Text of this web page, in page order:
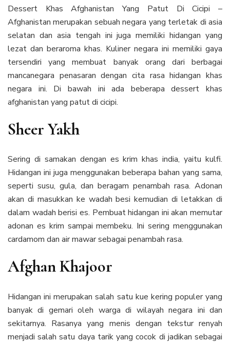
Dessert Khas Afghanistan Yang Patut Di Cicipi –
Afghanistan merupakan sebuah negara yang terletak di asia
selatan dan asia tengah ini juga memiliki hidangan yang
lezat dan beraroma khas. Kuliner negara ini memiliki gaya
tersendiri yang membuat banyak orang dari berbagai
mancanegara penasaran dengan cita rasa hidangan khas
negara ini. Di bawah ini ada beberapa dessert khas
afghanistan yang patut di cicipi.
Sheer Yakh
Sering di samakan dengan es krim khas india, yaitu kulfi.
Hidangan ini juga menggunakan beberapa bahan yang sama,
seperti susu, gula, dan beragam penambah rasa. Adonan
akan di masukkan ke wadah besi kemudian di letakkan di
dalam wadah berisi es. Pembuat hidangan ini akan memutar
adonan es krim sampai membeku. Ini sering menggunakan
cardamom dan air mawar sebagai penambah rasa.
Afghan Khajoor
Hidangan ini merupakan salah satu kue kering populer yang
banyak di gemari oleh warga di wilayah negara ini dan
sekitarnya. Rasanya yang menis dengan tekstur renyah
menjadi salah satu daya tarik yang cocok di jadikan sebagai